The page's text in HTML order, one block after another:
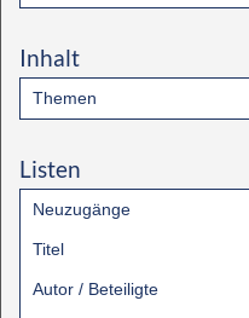
Inhalt
Themen
Listen
Neuzugänge
Titel
Autor / Beteiligte